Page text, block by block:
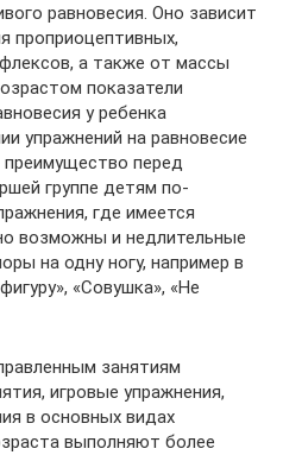
равновесия. Оно зависит
проприоцептивных,
а также от массы
показатели
у ребенка
упражнений на равновесие
перед
группе детям по-
где имеется
возможны и недлительные
на одну ногу, например в
«Совушка», «Не
занятиям
игровые упражнения,
в основных видах
выполняют более